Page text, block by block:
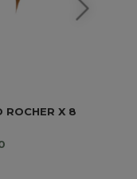
ROCHER X 8